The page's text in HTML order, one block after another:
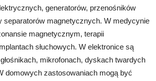
generatorów, przenośników
separatorów magnetycznych. W medycynie
magnetycznym, terapii
słuchowych. W elektronice są
mikrofonach, dyskach twardych
domowych zastosowaniach mogą być